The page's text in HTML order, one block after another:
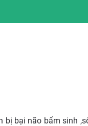
bị bại não bẩm sinh